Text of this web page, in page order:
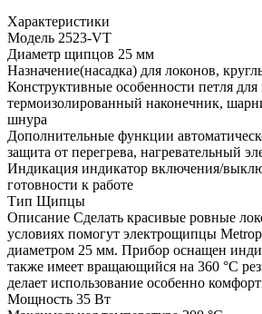
Характеристики
Модель 2523-VT
Диаметр щипцов 25 мм
Назначение(насадка) для локонов,
Конструктивные особенности петля
термоизолированный наконечник,
шнура
Дополнительные функции
защита от перегрева, нагревательный
Индикация индикатор включения/
готовности к работе
Тип Щипцы
Описание Сделать красивые ровные
условиях помогут электрощипцы
диаметром 25 мм. Прибор оснащен
также имеет вращающийся на 360 °С
делает использование особенно
Мощность 35 Вт